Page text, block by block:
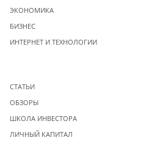
ЭКОНОМИКА
БИЗНЕС
ИНТЕРНЕТ И ТЕХНОЛОГИИ
СТАТЬИ
ОБЗОРЫ
ШКОЛА ИНВЕСТОРА
ЛИЧНЫЙ КАПИТАЛ